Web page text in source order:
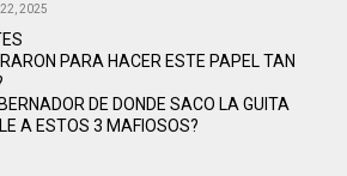
2025
PARA HACER ESTE PAPEL TAN
DE DONDE SACO LA GUITA
A ESTOS 3 MAFIOSOS?